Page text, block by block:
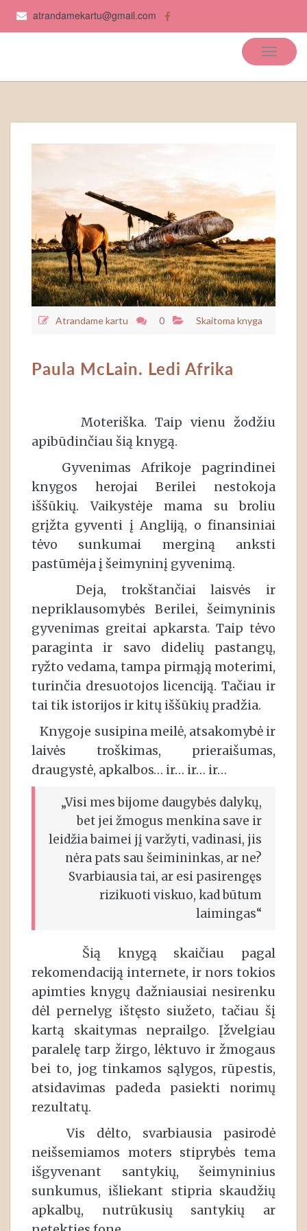
atrandamekartu@gmail.com
Atrandame kartu 0 Skaitoma knyga
Paula McLain. Ledi Afrika
Moteriška. Taip vienu žodžiu
apibūdinčiau šią knygą.
Gyvenimas Afrikoje pagrindinei
knygos herojai Berilei nestokoja
iššūkių. Vaikystėje mama su broliu
grįžta gyventi į Angliją, o finansiniai
tėvo sunkumai merginą anksti
pastūmėja į šeimyninį gyvenimą.
Deja, trokštančiai laisvės ir
nepriklausomybės Berilei, šeimyninis
gyvenimas greitai apkarsta. Taip tėvo
paraginta ir savo didelių pastangų,
ryžto vedama, tampa pirmąją moterimi,
turinčia dresuotojos licenciją. Tačiau ir
tai tik istorijos ir kitų iššūkių pradžia.
Knygoje susipina meilė, atsakomybė ir
laivės troškimas, prieraišumas,
draugystė, apkalbos… ir… ir… ir…
„Visi mes bijome daugybės dalykų,
bet jei žmogus menkina save ir
leidžia baimei jį varžyti, vadinasi, jis
nėra pats sau šeimininkas, ar ne?
Svarbiausia tai, ar esi pasirengęs
rizikuoti viskuo, kad būtum
laimingas“
Šią knygą skaičiau pagal
rekomendaciją internete, ir nors tokios
apimties knygų dažniausiai nesirenku
dėl pernelyg ištęsto siužeto, tačiau šį
kartą skaitymas neprailgo. Įžvelgiau
paralelę tarp žirgo, lėktuvo ir žmogaus
bei to, jog tinkamos sąlygos, rūpestis,
atsidavimas padeda pasiekti norimų
rezultatų.
Vis dėlto, svarbiausia pasirodė
neišsemiamos moters stiprybės tema
išgyvenant santykių, šeimyninius
sunkumus, išliekant stipria skaudžių
apkalbų, nutrūkusių santykių ar